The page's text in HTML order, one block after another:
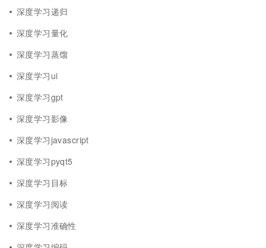
深度学习递归
深度学习量化
深度学习蒸馏
深度学习ui
深度学习gpt
深度学习影像
深度学习javascript
深度学习pyqt5
深度学习目标
深度学习阅读
深度学习准确性